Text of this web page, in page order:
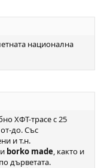
национална
ХФТ-трасе с 25
до. Със
и т.н.
borko made, както и
дърветата.